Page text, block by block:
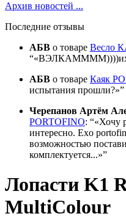
Архив новостей ...
Последние отзывы
АБВ о товаре Весло
«ВЭЛКАММММ))))их
АБВ о товаре Каяк
испытания прошли?»
Черепанов Артём
PORTOFINO:
«Хочу
интересно. Exo
возможностью
комплектуется...»
Лопасти K1
MultiColour